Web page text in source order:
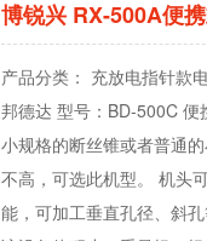
博锐兴 RX-500A便
产品分类： 充放电指针款
邦德达 型号：BD-500C
小规格的断丝锥或者普通
不高，可选此机型。 机头
能，可加工垂直孔径、斜